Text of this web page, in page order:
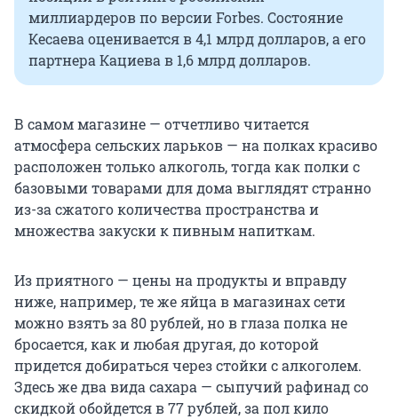
миллиардеров по версии Forbes. Состояние
Кесаева оценивается в 4,1 млрд долларов, а его
партнера Кациева в 1,6 млрд долларов.
В самом магазине — отчетливо читается
атмосфера сельских ларьков — на полках красиво
расположен только алкоголь, тогда как полки с
базовыми товарами для дома выглядят странно
из-за сжатого количества пространства и
множества закуски к пивным напиткам.
Из приятного — цены на продукты и вправду
ниже, например, те же яйца в магазинах сети
можно взять за 80 рублей, но в глаза полка не
бросается, как и любая другая, до которой
придется добираться через стойки с алкоголем.
Здесь же два вида сахара — сыпучий рафинад со
скидкой обойдется в 77 рублей, за пол кило